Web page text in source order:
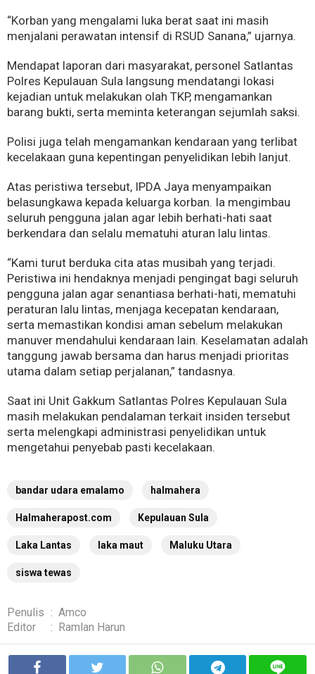
“Korban yang mengalami luka berat saat ini masih
menjalani perawatan intensif di RSUD Sanana,” ujarnya.
Mendapat laporan dari masyarakat, personel Satlantas
Polres Kepulauan Sula langsung mendatangi lokasi
kejadian untuk melakukan olah TKP, mengamankan
barang bukti, serta meminta keterangan sejumlah saksi.
Polisi juga telah mengamankan kendaraan yang terlibat
kecelakaan guna kepentingan penyelidikan lebih lanjut.
Atas peristiwa tersebut, IPDA Jaya menyampaikan
belasungkawa kepada keluarga korban. Ia mengimbau
seluruh pengguna jalan agar lebih berhati-hati saat
berkendara dan selalu mematuhi aturan lalu lintas.
“Kami turut berduka cita atas musibah yang terjadi.
Peristiwa ini hendaknya menjadi pengingat bagi seluruh
pengguna jalan agar senantiasa berhati-hati, mematuhi
peraturan lalu lintas, menjaga kecepatan kendaraan,
serta memastikan kondisi aman sebelum melakukan
manuver mendahului kendaraan lain. Keselamatan adalah
tanggung jawab bersama dan harus menjadi prioritas
utama dalam setiap perjalanan,” tandasnya.
Saat ini Unit Gakkum Satlantas Polres Kepulauan Sula
masih melakukan pendalaman terkait insiden tersebut
serta melengkapi administrasi penyelidikan untuk
mengetahui penyebab pasti kecelakaan.
bandar udara emalamo halmahera
Halmaherapost.com Kepulauan Sula
Laka Lantas laka maut Maluku Utara
siswa tewas
Penulis : Amco
Editor
: Ramlan Harun